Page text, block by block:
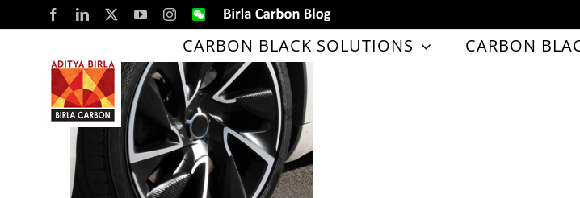
to
content
FacebookLinkedIn YouTubeInstagram
WeChatBirla
Carbon
Blog
CARBON BLACK SOLUTIONS CARBON